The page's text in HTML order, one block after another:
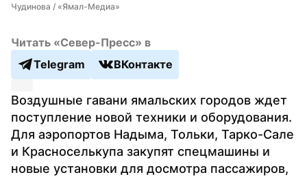
Чудинова / «Ямал-Медиа»
Читать «Север-Пресс» в
Telegram
ВКонтакте
Воздушные гавани ямальских городов ждет
поступление новой техники и оборудования.
Для аэропортов Надыма, Тольки, Тарко-Сале
и Красноселькупа закупят спецмашины и
новые установки для досмотра пассажиров,